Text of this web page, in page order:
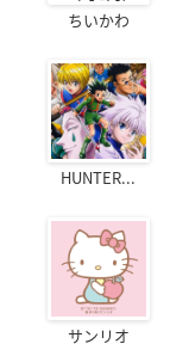
ちいかわ
HUNTER...
サンリオ